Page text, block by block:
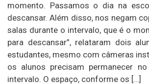
momento. Passamos o dia na
descansar. Além disso, nos negam
salas durante o intervalo, que é o
para descansar”, relataram dois
estudantes, mesmo com câmeras
os alunos precisam permanecer
intervalo. O espaço, conforme os […]